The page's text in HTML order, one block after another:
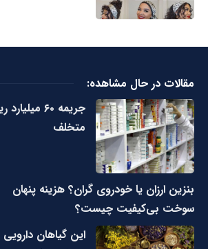
مقالات در حال مشاهده:
جریمه ۶۰
متخلف
بنزین ارزان یا خودروی گران؟ هزینه پنهان
سوخت بی‌کیفیت چیست؟
این گیاهان